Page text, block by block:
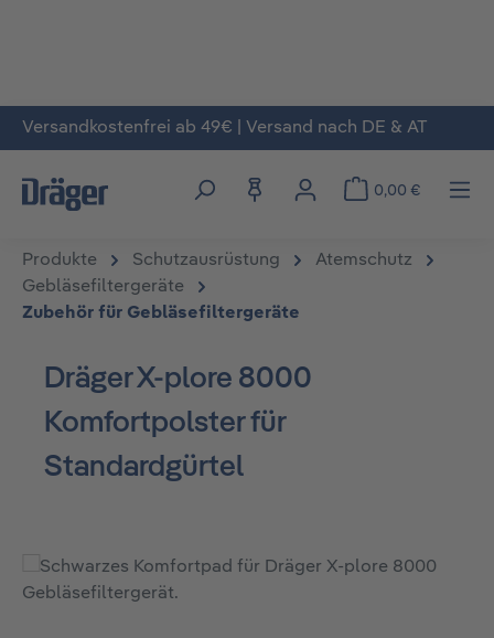
Zum Hauptinhalt springen
Versandkostenfrei ab 49€ | Versand nach DE & AT
0,00 €
Produkte Schutzausrüstung
Atemschutz
Gebläsefiltergeräte
Zubehör für Gebläsefiltergeräte
Dräger X-plore 8000
Komfortpolster für
Standardgürtel
Bildergalerie überspringen